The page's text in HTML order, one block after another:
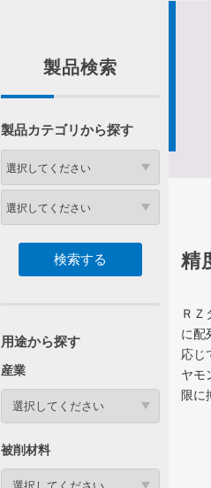
精
ＲＺ
に配
応じ
ヤモ
限に
製品検索
製品カテゴリから探す
用途から探す
産業
選択してください
被削材料